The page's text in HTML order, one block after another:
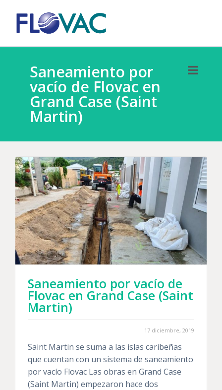
Saneamiento por
vacío de Flovac en
Grand Case (Saint
Martin)
Saneamiento por vacío de
Flovac en Grand Case (Saint
Martin)
17 diciembre, 2019
Saint Martin se suma a las islas caribeñas
que cuentan con un sistema de saneamiento
por vacío Flovac Las obras en Grand Case
(Saint Martin) empezaron hace dos